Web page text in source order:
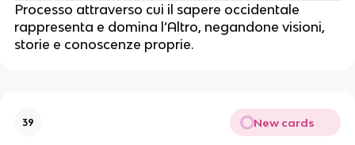
Processo attraverso cui il sapere occidentale
rappresenta e domina l’Altro, negandone visioni,
storie e conoscenze proprie.
39 New cards